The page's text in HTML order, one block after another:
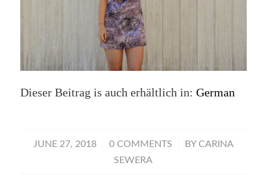
Dieser Beitrag is auch erhältlich in: German
JUNE 27, 2018
/ 0 COMMENTS
/ BY CARINA
SEWERA